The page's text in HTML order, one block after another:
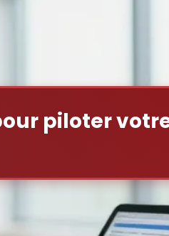
piloter